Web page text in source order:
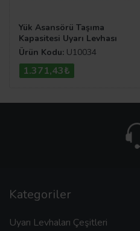
Yük Asansörü Taşıma
Kapasitesi Uyarı Levhası
Ürün Kodu: U10034
1.371,43₺
Kategoriler
Uyarı Levhaları Çeşitleri